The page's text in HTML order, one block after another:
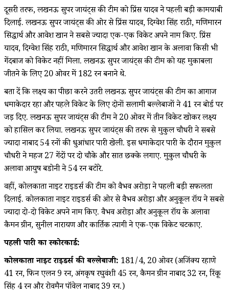
दूसरी तरफ, लखनऊ सुपर जायंट्स की टीम को प्रिंस यादव ने पहली बड़ी कामयाबी
दिलाई. लखनऊ सुपर जायंट्स की ओर से प्रिंस यादव, दिग्वेश सिंह राठी, मणिमारन
सिद्धार्थ और आवेश खान ने सबसे ज्यादा एक-एक विकेट अपने नाम किए. प्रिंस
यादव, दिग्वेश सिंह राठी, मणिमारन सिद्धार्थ और आवेश खान के अलावा किसी भी
गेंदबाज को विकेट नहीं मिला. लखनऊ सुपर जायंट्स की टीम को यह मुकाबला
जीतने के लिए 20 ओवर में 182 रन बनाने थे.
बता दें कि लक्ष्य का पीछा करने उतरी लखनऊ सुपर जायंट्स की टीम का आगाज
धमाकेदार रहा और पहले विकेट के लिए दोनों सलामी बल्लेबाजों ने 41 रन बोर्ड पर
जड़ दिए. लखनऊ सुपर जायंट्स की टीम ने 20 ओवर में तीन विकेट खोकर लक्ष्य
को हासिल कर लिया. लखनऊ सुपर जायंट्स की तरफ से मुकुल चौधरी ने सबसे
ज्यादा नाबाद 54 रनों की धुआंधार पारी खेली. इस धमाकेदार पारी के दौरान मुकुल
चौधरी ने महज 27 गेंदों पर दो चौके और सात छक्के लगाए. मुकुल चौधरी के
अलावा आयुष बडोनी ने 54 रन बटोरे.
वहीं, कोलकाता नाइट राइडर्स की टीम को वैभव अरोड़ा ने पहली बड़ी सफलता
दिलाई. कोलकाता नाइट राइडर्स की ओर से वैभव अरोड़ा और अनुकूल रॉय ने सबसे
ज्यादा दो-दो विकेट अपने नाम किए. वैभव अरोड़ा और अनुकूल रॉय के अलावा
कैमरून ग्रीन, सुनील नारायण और कार्तिक त्यागी ने एक-एक विकेट चटकाए.
पहली पारी का स्कोरकार्ड:
कोलकाता नाइट राइडर्स की बल्लेबाजी: 181/4, 20 ओवर (अजिंक्य रहाणे
41 रन, फिन एलन 9 रन, अंगकृष रघुवंशी 45 रन, कैमरून ग्रीन नाबाद 32 रन, रिंकू
सिंह 4 रन और रोवमैन पॉवेल नाबाद 39 रन.)